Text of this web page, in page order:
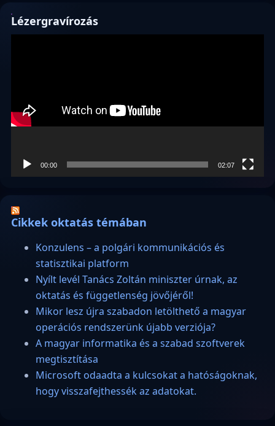
Lézergravírozás
00:00 02:07
Cikkek oktatás témában
Konzulens – a polgári kommunikációs és
statisztikai platform
Nyílt levél Tanács Zoltán miniszter úrnak, az
oktatás és függetlenség jövőjéről!
Mikor lesz újra szabadon letölthető a magyar
operációs rendszerünk újabb verziója?
A magyar informatika és a szabad szoftverek
megtisztítása
Microsoft odaadta a kulcsokat a hatóságoknak,
hogy visszafejthessék az adatokat.